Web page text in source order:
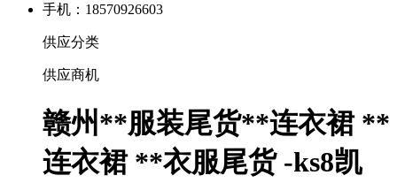
手机：18570926603
供应分类
供应商机
赣州**服装尾货**连衣裙 **
连衣裙 **衣服尾货 -ks8凯